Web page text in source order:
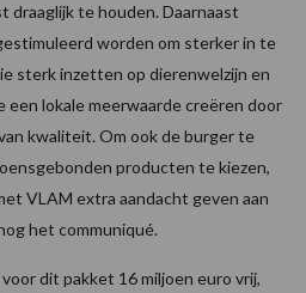
draaglijk te houden. Daarnaast
worden om sterker in te
sterk inzetten op dierenwelzijn en
een lokale meerwaarde creëren door
kwaliteit. Om ook de burger te
producten te kiezen,
VLAM extra aandacht geven aan
het communiqué.
dit pakket 16 miljoen euro vrij,